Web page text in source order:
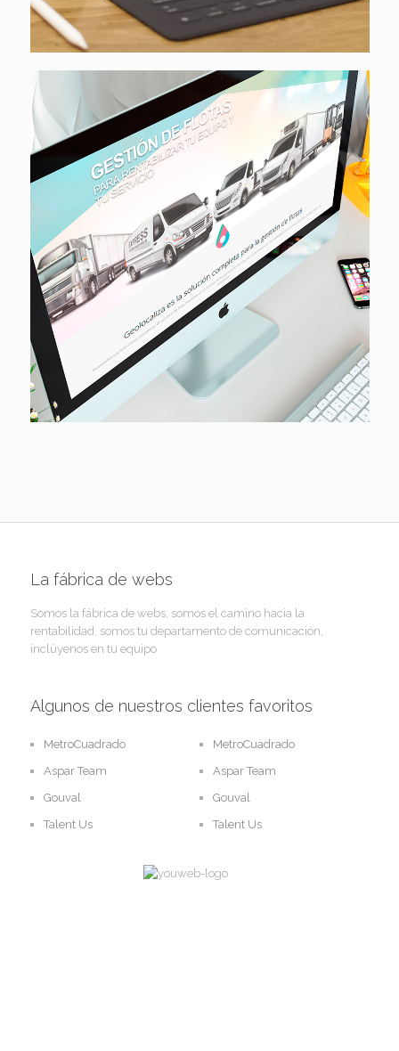
Geolocaliza
Gouval
La fábrica de webs
Somos la fábrica de webs, somos el camino hacia la
rentabilidad, somos tu departamento de comunicación,
inclúyenos en tu equipo
Algunos de nuestros clientes favoritos
MetroCuadrado
Aspar Team
Gouval
Talent Us
MetroCuadrado
Aspar Team
Gouval
Talent Us